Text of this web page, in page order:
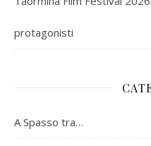
protagonisti
A Spasso tra…